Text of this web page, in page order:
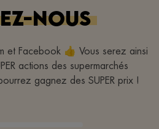
NOUS
et Facebook 👍 Vous serez ainsi
actions des supermarchés
gagnez des SUPER prix !